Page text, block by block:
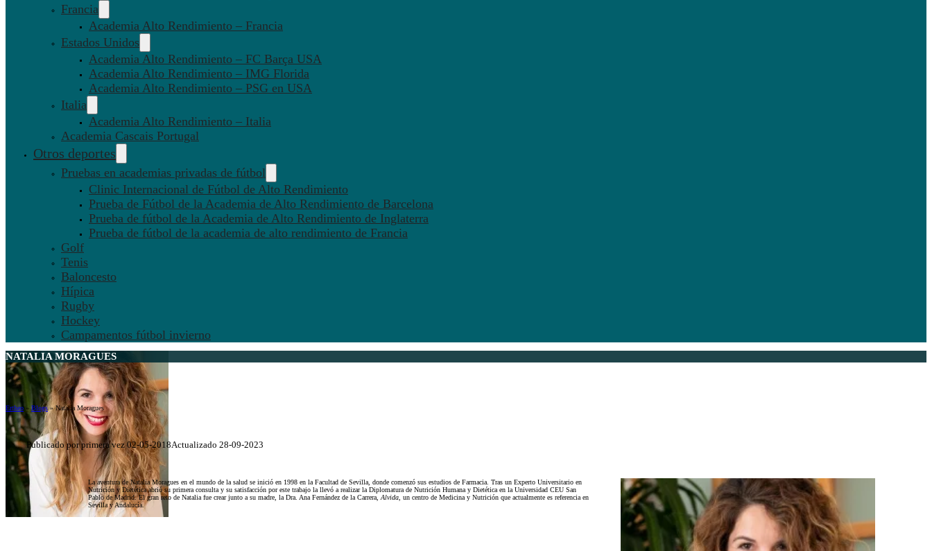
Francia
Academia Alto Rendimiento – Francia
Estados Unidos
Academia Alto Rendimiento – FC Barça USA
Academia Alto Rendimiento – IMG Florida
Academia Alto Rendimiento – PSG en USA
Italia
Academia Alto Rendimiento – Italia
Academia Cascais Portugal
Otros deportes
Pruebas en academias privadas de fútbol
Clinic Internacional de Fútbol de Alto Rendimiento
Prueba de Fútbol de la Academia de Alto Rendimiento de Barcelona
Prueba de fútbol de la Academia de Alto Rendimiento de Inglaterra
Prueba de fútbol de la academia de alto rendimiento de Francia
Golf
Tenis
Baloncesto
Hípica
Rugby
Hockey
Campamentos fútbol invierno
NATALIA MORAGUES
Ertheo» Blogs»Natalia Moragues
Publicado por primera vez 02-05-2018Actualizado 28-09-2023
La aventura de Natalia Moragues en el mundo de la salud se inició en 1998 en la Facultad de Sevilla, donde comenzó sus estudios de Farmacia. Tras un Experto Universitario en
Nutrición y Dietética abrió su primera consulta y su satisfacción por este trabajo la llevó a realizar la Diplomatura de Nutrición Humana y Dietética en la Universidad CEU San
Pablo de Madrid. El gran reto de Natalia fue crear junto a su madre, la Dra. Ana Fernández de la Carrera, Alvida , un centro de Medicina y Nutrición que actualmente es referencia en
Sevilla y Andalucía.